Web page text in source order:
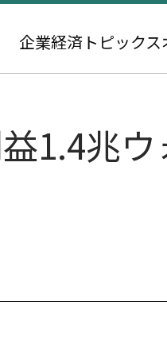
企業経済 トピックス
1.4兆